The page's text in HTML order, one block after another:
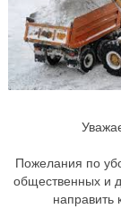
Пожелания по
общественных и
направить